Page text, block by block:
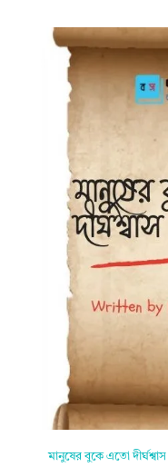
মানুষের বুকে এতো